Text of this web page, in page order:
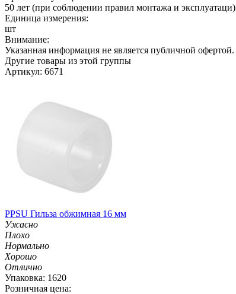
50 лет (при соблюдении правил монтажа и эксплуатаци)
Единица измерения:
шт
Внимание:
Указанная информация не является публичной офертой.
Другие товары из этой группы
Артикул: 6671
PPSU Гильза обжимная 16 мм
Ужасно
Плохо
Нормально
Хорошо
Отлично
Упаковка: 1620
Розничная цена: